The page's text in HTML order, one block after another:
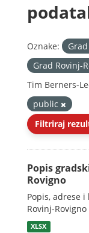
Oznake:
Grad Rovinj-
Tim Berners-
public
Filtriraj
Popis
Rovigno
Popis, adrese
Rovinj-Rovigno
XLSX